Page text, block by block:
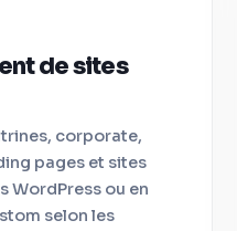
de sites
corporate,
pages et sites
WordPress ou en
selon les